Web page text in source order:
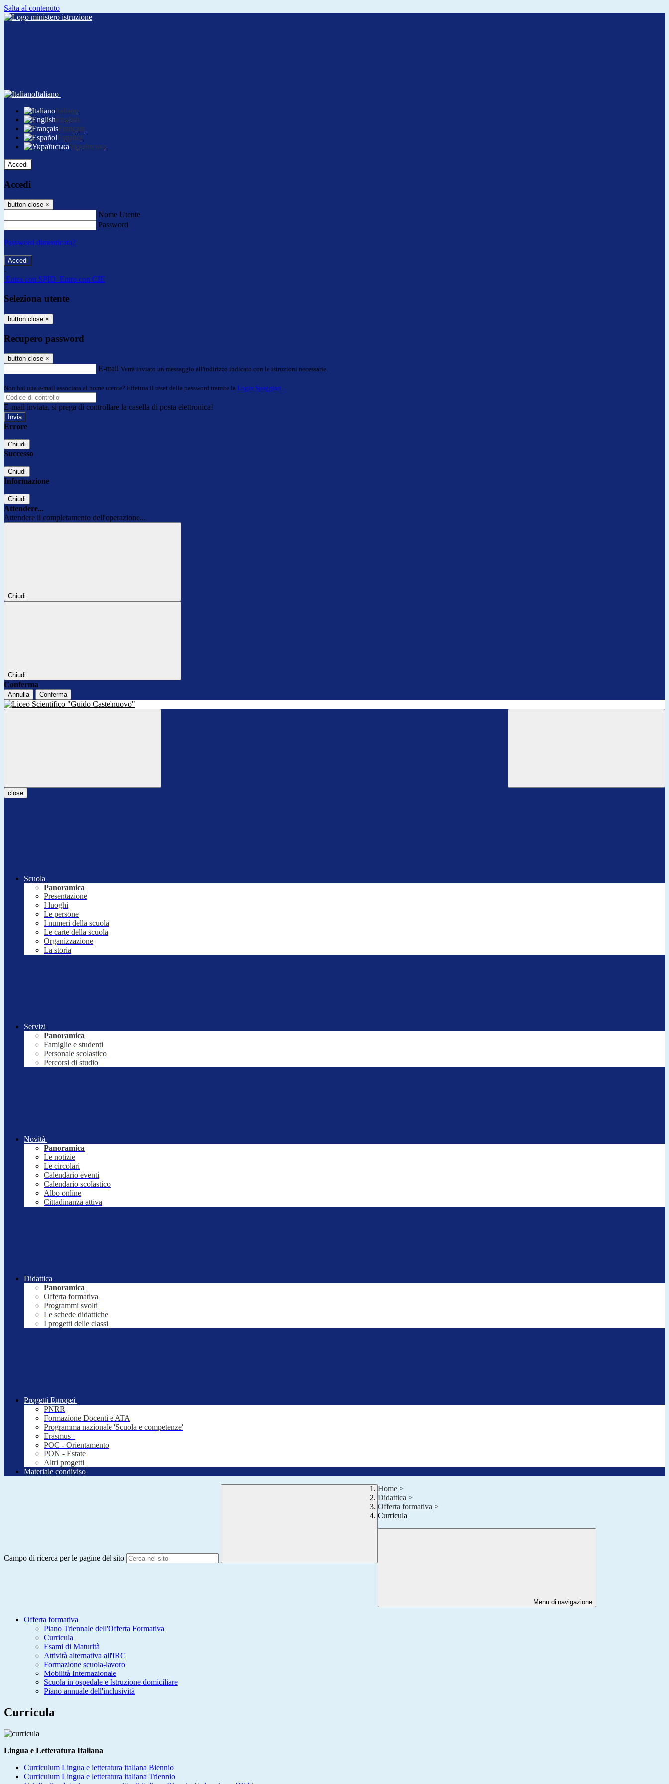
Salta al contenuto
Italiano
Italiano
English
Français
Español
Українська
Accedi
Accedi
button close ×
Nome Utente
Password
Password dimenticata?
-
Entra con SPID Entra con CIE
Seleziona utente
button close ×
Recupero password
button close ×
E-mail Verrà inviato un messaggio all'indirizzo indicato con le istruzioni necessarie.
Non hai una e-mail associata al nome utente? Effettua il reset della password tramite la Login Spaggiari
E-mail inviata, si prega di controllare la casella di posta elettronica!
Errore
Chiudi
Successo
Chiudi
Informazione
Chiudi
Attendere...
Attendere il completamento dell'operazione...
Chiudi
Chiudi
Conferma
Annulla Conferma
close
Scuola
Panoramica
Presentazione
I luoghi
Le persone
I numeri della scuola
Le carte della scuola
Organizzazione
La storia
Servizi
Panoramica
Famiglie e studenti
Personale scolastico
Percorsi di studio
Novità
Panoramica
Le notizie
Le circolari
Calendario eventi
Calendario scolastico
Albo online
Cittadinanza attiva
Didattica
Panoramica
Offerta formativa
Programmi svolti
Le schede didattiche
I progetti delle classi
Progetti Europei
PNRR
Formazione Docenti e ATA
Programma nazionale 'Scuola e competenze'
Erasmus+
POC - Orientamento
PON - Estate
Altri progetti
Materiale condiviso
Campo di ricerca per le pagine del sito
Home >
Didattica >
Offerta formativa >
Curricula
Menu di navigazione
Offerta formativa
Piano Triennale dell'Offerta Formativa
Curricula
Esami di Maturità
Attività alternativa all'IRC
Formazione scuola-lavoro
Mobilità Internazionale
Scuola in ospedale e Istruzione domiciliare
Piano annuale dell'inclusività
Curricula
Lingua e Letteratura Italiana
Curriculum Lingua e letteratura italiana Biennio
Curriculum Lingua e letteratura italiana Triennio